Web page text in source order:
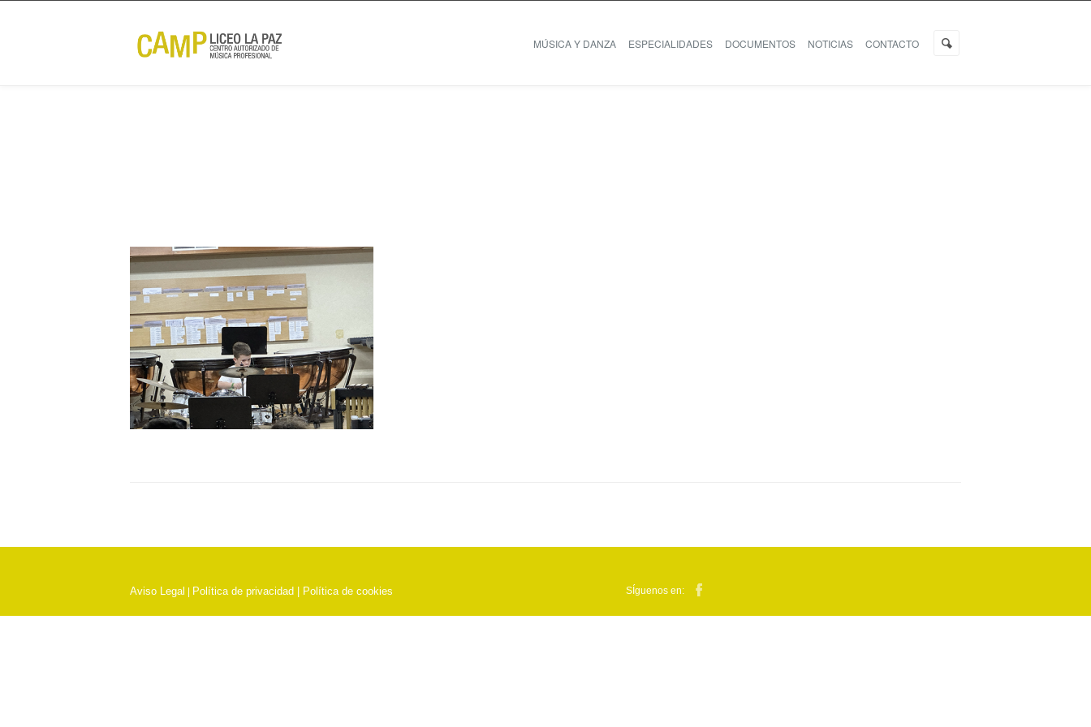
MÚSICA Y DANZA ESPECIALIDADES DOCUMENTOS NOTICIAS CONTACTO
Aviso Legal Política de privacidad | Política de cookies SÍguenos en: